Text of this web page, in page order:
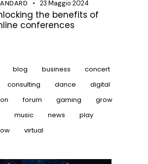
23 Maggio 2024
the benefits of
conferences
blog business
concert
consulting dance
digital
forum gaming
grow
music news
play
virtual